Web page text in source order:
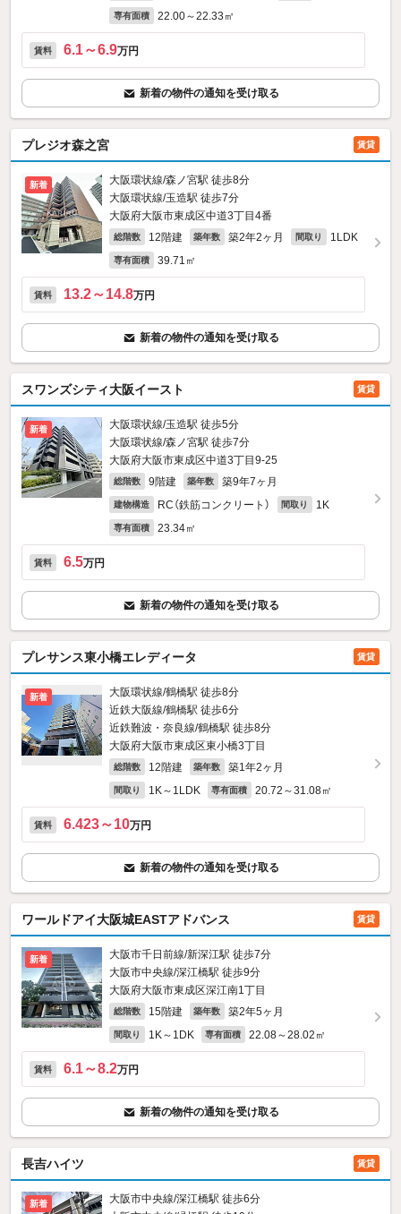
専有面積 22.00～22.33㎡
賃料 6.1～6.9万円
新着の物件の通知を受け取る
プレジオ森之宮 賃貸
新着
大阪環状線/森ノ宮駅 徒歩8分
大阪環状線/玉造駅 徒歩7分
大阪府大阪市東成区中道3丁目4番
総階数 12階建 築年数 築2年2ヶ月 間取り 1LDK
専有面積 39.71㎡
賃料 13.2～14.8万円
新着の物件の通知を受け取る
スワンズシティ大阪イースト 賃貸
新着
大阪環状線/玉造駅 徒歩5分
大阪環状線/森ノ宮駅 徒歩7分
大阪府大阪市東成区中道3丁目9-25
総階数 9階建 築年数 築9年7ヶ月
建物構造 RC（鉄筋コンクリート） 間取り 1K
専有面積 23.34㎡
賃料 6.5万円
新着の物件の通知を受け取る
プレサンス東小橋エレディータ 賃貸
新着
大阪環状線/鶴橋駅 徒歩8分
近鉄大阪線/鶴橋駅 徒歩6分
近鉄難波・奈良線/鶴橋駅 徒歩8分
大阪府大阪市東成区東小橋3丁目
総階数 12階建 築年数 築1年2ヶ月
間取り 1K～1LDK 専有面積 20.72～31.08㎡
賃料 6.423～10万円
新着の物件の通知を受け取る
ワールドアイ大阪城EASTアドバンス 賃貸
新着
大阪市千日前線/新深江駅 徒歩7分
大阪市中央線/深江橋駅 徒歩9分
大阪府大阪市東成区深江南1丁目
総階数 15階建 築年数 築2年5ヶ月
間取り 1K～1DK 専有面積 22.08～28.02㎡
賃料 6.1～8.2万円
新着の物件の通知を受け取る
長吉ハイツ 賃貸
新着
大阪市中央線/深江橋駅 徒歩6分